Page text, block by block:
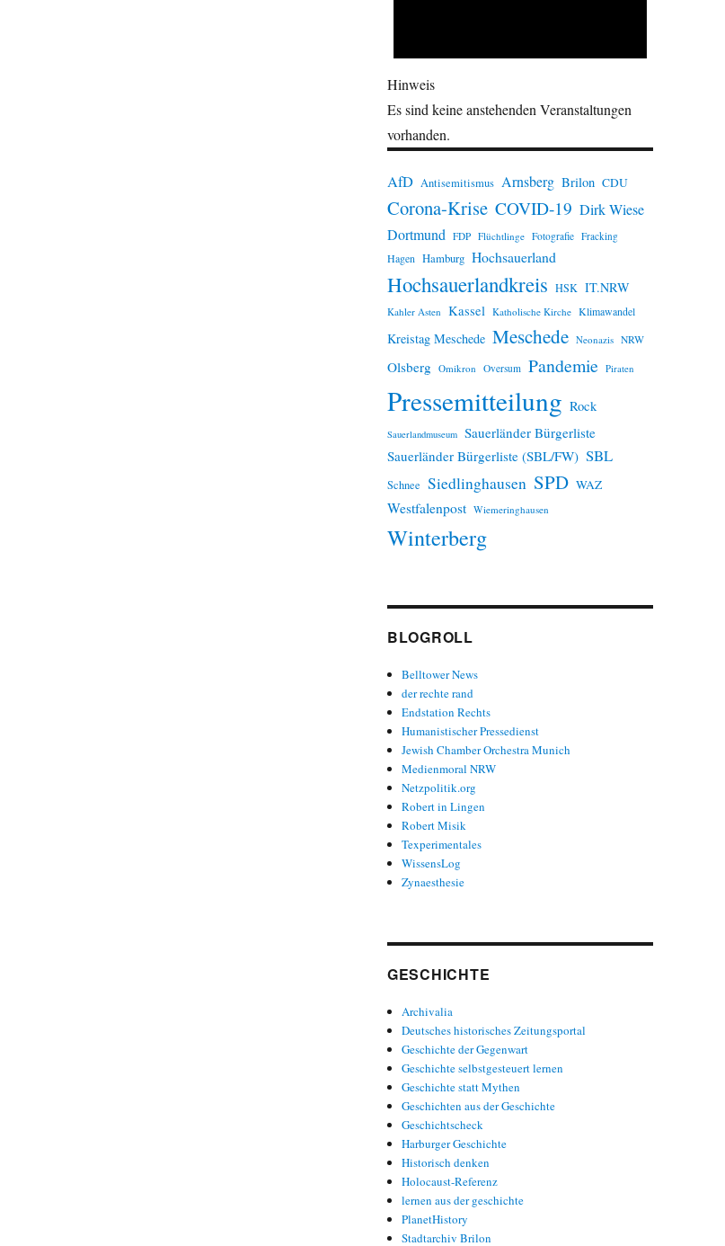
Hinweis
Es sind keine anstehenden Veranstaltungen
vorhanden.
AfD Antisemitismus Arnsberg Brilon CDU
Corona-Krise COVID-19 Dirk Wiese
Dortmund FDP Flüchtlinge Fotografie Fracking
Hagen Hamburg Hochsauerland
Hochsauerlandkreis HSK IT.NRW
Kahler Asten Kassel Katholische Kirche Klimawandel
Kreistag Meschede Meschede Neonazis NRW
Olsberg Omikron Oversum Pandemie Piraten
Pressemitteilung Rock
Sauerlandmuseum Sauerländer Bürgerliste
Sauerländer Bürgerliste (SBL/FW) SBL
Schnee Siedlinghausen SPD WAZ
Westfalenpost Wiemeringhausen
Winterberg
BLOGROLL
Belltower News
der rechte rand
Endstation Rechts
Humanistischer Pressedienst
Jewish Chamber Orchestra Munich
Medienmoral NRW
Netzpolitik.org
Robert in Lingen
Robert Misik
Texperimentales
WissensLog
Zynaesthesie
GESCHICHTE
Archivalia
Deutsches historisches Zeitungsportal
Geschichte der Gegenwart
Geschichte selbstgesteuert lernen
Geschichte statt Mythen
Geschichten aus der Geschichte
Geschichtscheck
Harburger Geschichte
Historisch denken
Holocaust-Referenz
lernen aus der geschichte
PlanetHistory
Stadtarchiv Brilon